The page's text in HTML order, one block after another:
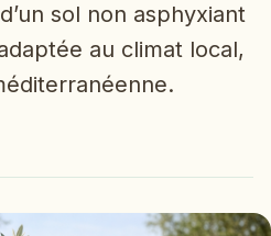
sol non asphyxiant
au climat local,